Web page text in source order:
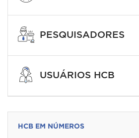
PESQUISADORES
USUÁRIOS HCB
HCB EM NÚMEROS